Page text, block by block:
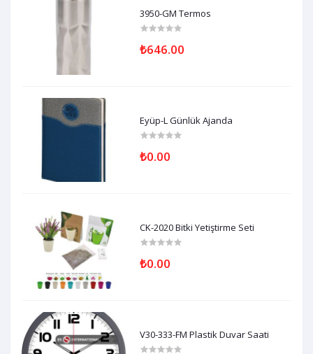
3950-GM Termos
₺646.00
Eyüp-L Günlük Ajanda
₺0.00
CK-2020 Bitki Yetiştirme Seti
₺0.00
V30-333-FM Plastik Duvar Saati